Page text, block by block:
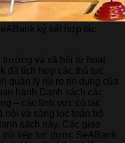
ký kết hợp tác
trường và xã hội từ hoạt
đã tích hợp các thủ tục
quản lý rủi ro tín dụng của
hành Danh sách các
– các lĩnh vực có tác
hội và sàng lọc toàn bộ
sách này. Các giao
trừ tiếp tục được SeABank